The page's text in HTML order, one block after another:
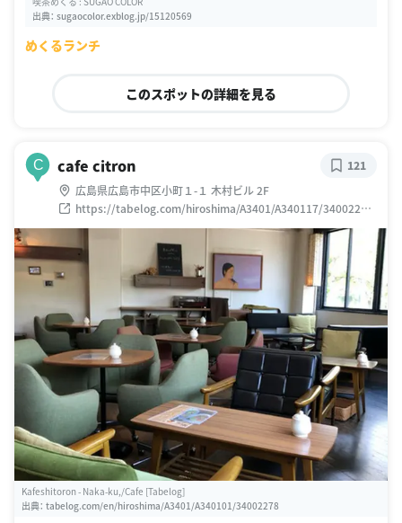
出典： sugaocolor.exblog.jp/15120569
めくるランチ
このスポットの詳細を見る
C cafe citron
広島県広島市中区小町１-１ 木村ビル 2F
https://tabelog.com/hiroshima/A3401/A340117/34002278
/
121
Kafeshitoron - Naka-ku,/Cafe [Tabelog]
出典： tabelog.com/en/hiroshima/A3401/A340101/34002278